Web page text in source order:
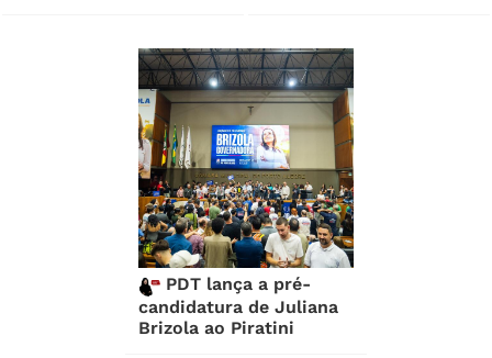
PDT lança a pré-
candidatura de Juliana
Brizola ao Piratini